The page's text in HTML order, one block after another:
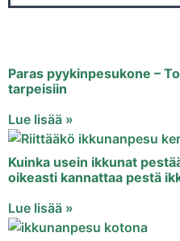
Paras pyykinpesukone –
tarpeisiin
Lue lisää »
Kuinka usein ikkunat
oikeasti kannattaa pestä
Lue lisää »